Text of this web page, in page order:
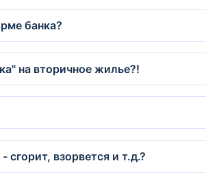
банка?
на вторичное жилье?!
сгорит, взорвется и т.д.?